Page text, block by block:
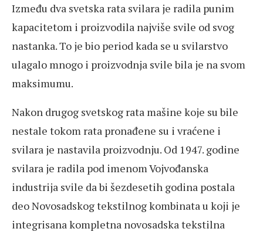
Između dva svetska rata svilara je radila punim
kapacitetom i proizvodila najviše svile od svog
nastanka. To je bio period kada se u svilarstvo
ulagalo mnogo i proizvodnja svile bila je na svom
maksimumu.
Nakon drugog svetskog rata mašine koje su bile
nestale tokom rata pronađene su i vraćene i
svilara je nastavila proizvodnju. Od 1947. godine
svilara je radila pod imenom Vojvođanska
industrija svile da bi šezdesetih godina postala
deo Novosadskog tekstilnog kombinata u koji je
integrisana kompletna novosadska tekstilna